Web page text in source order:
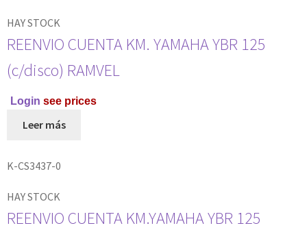
K-CS3437-0
HAY STOCK
REENVIO CUENTA KM. YAMAHA YBR 125
(c/disco) RAMVEL
Login see prices
Leer más
HAY STOCK
REENVIO CUENTA KM.YAMAHA YBR 125